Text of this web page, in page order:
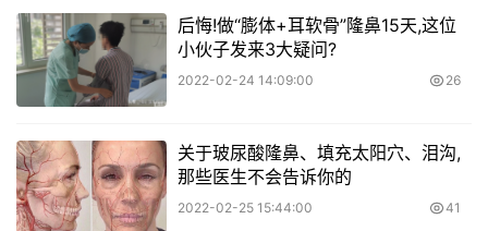
后悔!做“膨体+耳软骨”隆鼻15天,这位
小伙子发来3大疑问?
2022-02-24 14:09:00 26
关于玻尿酸隆鼻、填充太阳穴、泪沟,
那些医生不会告诉你的
2022-02-25 15:44:00 41